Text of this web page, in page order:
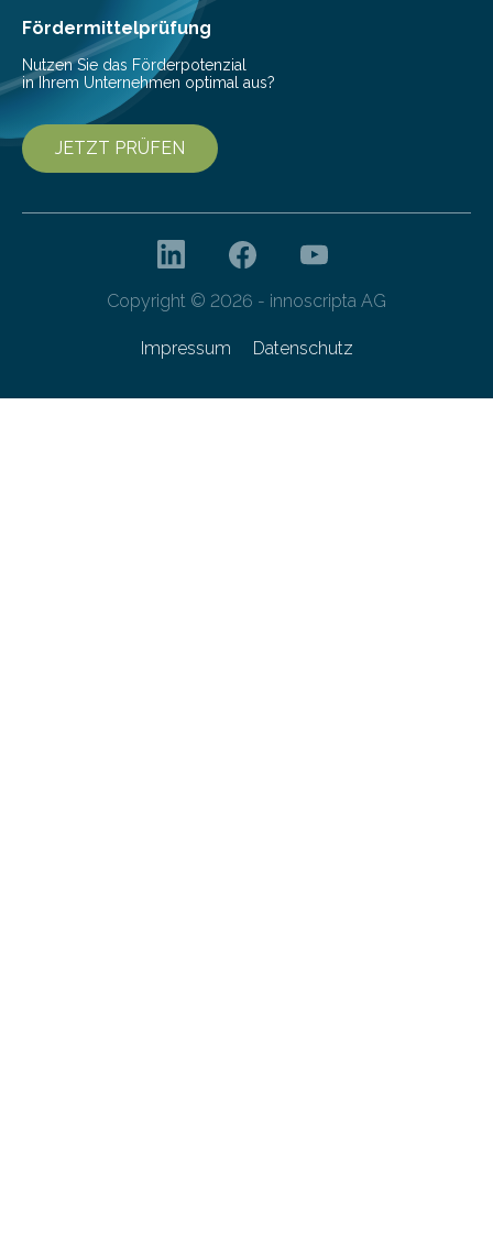
Fördermittelprüfung
Nutzen Sie das Förderpotenzial
in Ihrem Unternehmen optimal aus?
JETZT PRÜFEN
Copyright © 2026 - innoscripta AG
Impressum Datenschutz